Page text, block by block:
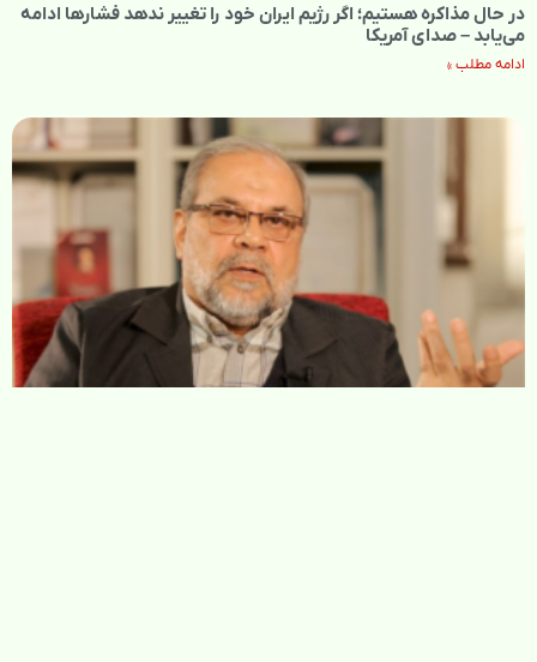
در حال مذاکره هستیم؛ اگر رژیم ایران خود را تغییر ندهد فشارها ادامه
می‌یابد – صدای آمریکا
ادامه مطلب »